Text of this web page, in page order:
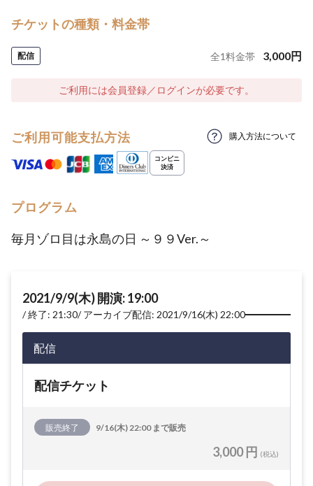
チケットの種類・料金帯
配信 全1料金帯 3,000円
ご利用には会員登録／ログインが必要です。
ご利用可能支払方法 購入方法について
プログラム
毎月ゾロ目は永島の日 ～９９Ver.～
2021/9/9(木) 開演: 19:00
終了: 21:30 アーカイブ配信: 2021/9/16(木) 22:00
配信
配信チケット
販売終了 9/16(木) 22:00 まで販売
3,000 円 (税込)